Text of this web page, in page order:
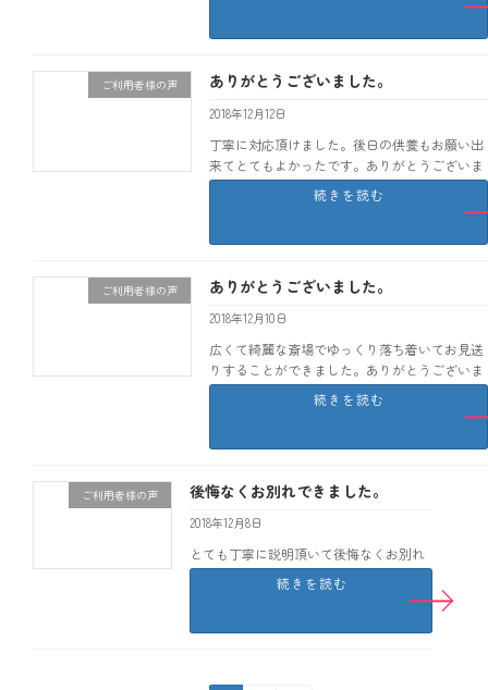
ご利用者様の声 ありがとうございました。
2018年12月12日
丁寧に対応頂けました。後日の供養もお願い出
来てとてもよかったです。ありがとうございま
した。 大垣市 N続きを読む
ご利用者様の声 ありがとうございました。
2018年12月10日
広くて綺麗な斎場でゆっくり落ち着いてお見送
りすることができました。ありがとうございま
した。 大垣市 H続きを読む
ご利用者様の声 後悔なくお別れできました。
2018年12月8日
とても丁寧に説明頂いて後悔なくお別れ
できました。 大垣市 N
続きを読む